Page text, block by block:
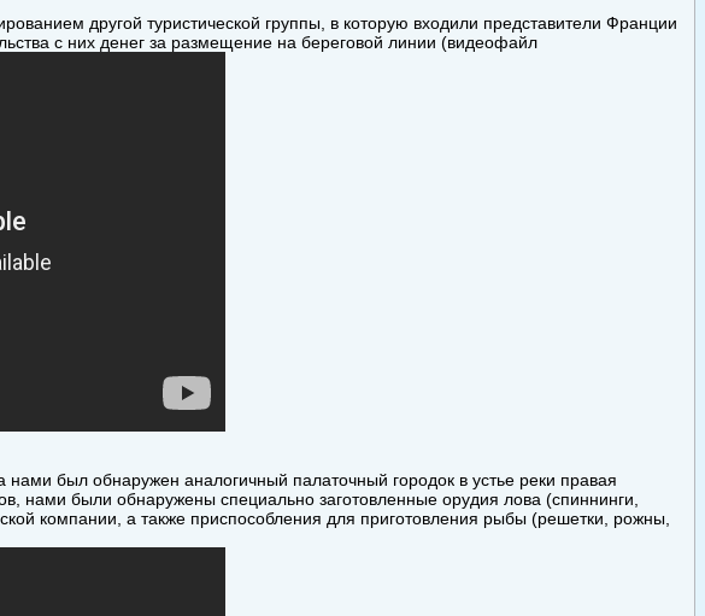
другой туристической группы, в которую входили представители Франции
с них денег за размещение на береговой линии (видеофайл
был обнаружен аналогичный палаточный городок в устье реки правая
нами были обнаружены специально заготовленные орудия лова (спиннинги,
компании, а также приспособления для приготовления рыбы (решетки, рожны,